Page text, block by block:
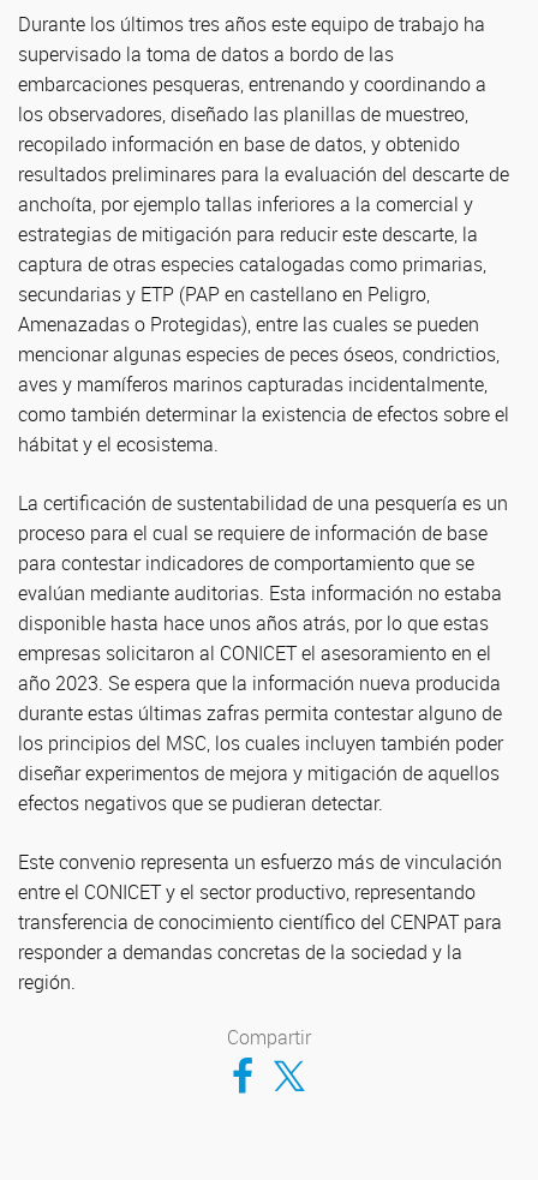
Durante los últimos tres años este equipo de trabajo ha
supervisado la toma de datos a bordo de las
embarcaciones pesqueras, entrenando y coordinando a
los observadores, diseñado las planillas de muestreo,
recopilado información en base de datos, y obtenido
resultados preliminares para la evaluación del descarte de
anchoíta, por ejemplo tallas inferiores a la comercial y
estrategias de mitigación para reducir este descarte, la
captura de otras especies catalogadas como primarias,
secundarias y ETP (PAP en castellano en Peligro,
Amenazadas o Protegidas), entre las cuales se pueden
mencionar algunas especies de peces óseos, condrictios,
aves y mamíferos marinos capturadas incidentalmente,
como también determinar la existencia de efectos sobre el
hábitat y el ecosistema.
La certificación de sustentabilidad de una pesquería es un
proceso para el cual se requiere de información de base
para contestar indicadores de comportamiento que se
evalúan mediante auditorias. Esta información no estaba
disponible hasta hace unos años atrás, por lo que estas
empresas solicitaron al CONICET el asesoramiento en el
año 2023. Se espera que la información nueva producida
durante estas últimas zafras permita contestar alguno de
los principios del MSC, los cuales incluyen también poder
diseñar experimentos de mejora y mitigación de aquellos
efectos negativos que se pudieran detectar.
Este convenio representa un esfuerzo más de vinculación
entre el CONICET y el sector productivo, representando
transferencia de conocimiento científico del CENPAT para
responder a demandas concretas de la sociedad y la
región.
Compartir
Compartir en Facebook
Compartir en Twitter